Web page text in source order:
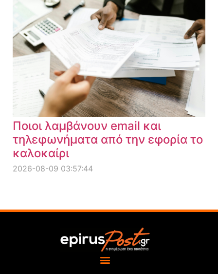
Ποιοι λαμβάνουν email και
τηλεφωνήματα από την εφορία το
καλοκαίρι
2026-08-09 03:57:44